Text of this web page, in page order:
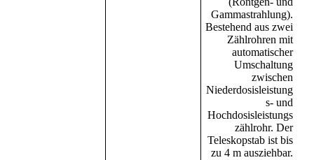
Gammastrahlung).
Bestehend aus zwei
Zählrohren mit
automatischer
Umschaltung
zwischen
Niederdosisleistung
s- und
Hochdosisleistungs
zählrohr. Der
Teleskopstab ist bis
zu 4 m ausziehbar.